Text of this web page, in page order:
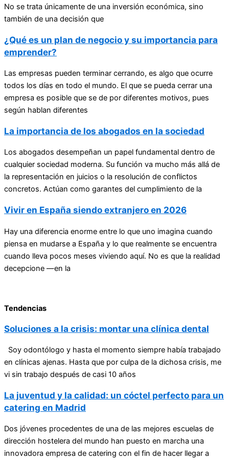
No se trata únicamente de una inversión económica, sino
también de una decisión que
¿Qué es un plan de negocio y su importancia para
emprender?
Las empresas pueden terminar cerrando, es algo que ocurre
todos los días en todo el mundo. El que se pueda cerrar una
empresa es posible que se de por diferentes motivos, pues
según hablan diferentes
La importancia de los abogados en la sociedad
Los abogados desempeñan un papel fundamental dentro de
cualquier sociedad moderna. Su función va mucho más allá de
la representación en juicios o la resolución de conflictos
concretos. Actúan como garantes del cumplimiento de la
Vivir en España siendo extranjero en 2026
Hay una diferencia enorme entre lo que uno imagina cuando
piensa en mudarse a España y lo que realmente se encuentra
cuando lleva pocos meses viviendo aquí. No es que la realidad
decepcione —en la
Tendencias
Soluciones a la crisis: montar una clínica dental
Soy odontólogo y hasta el momento siempre había trabajado
en clínicas ajenas. Hasta que por culpa de la dichosa crisis, me
vi sin trabajo después de casi 10 años
La juventud y la calidad: un cóctel perfecto para un
catering en Madrid
Dos jóvenes procedentes de una de las mejores escuelas de
dirección hostelera del mundo han puesto en marcha una
innovadora empresa de catering con el fin de hacer llegar a